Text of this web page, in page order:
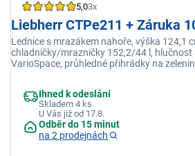
5,03x
Liebherr CTPe211 + Záruka
Lednice s mrazákem nahoře, výška 124,1
chladničky/mrazničky 152,2/44 l, hlučnost
VarioSpace, průhledné přihrádky na
Ihned k odeslání
Skladem 4 ks.
U Vás již od 17.8.
Odběr do 15 minut
na 2 prodejnách